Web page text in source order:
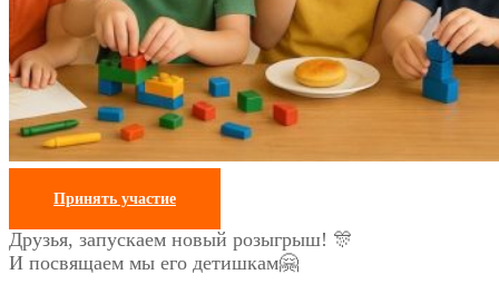
Принять участие
Друзья, запускаем новый розыгрыш! 🎊
И посвящаем мы его детишкам🤗